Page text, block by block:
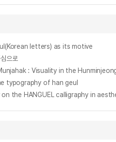
letters) as its motive
으로
Munjahak : Visuality in the
typography of han geul
on the HANGUEL calligraphy in